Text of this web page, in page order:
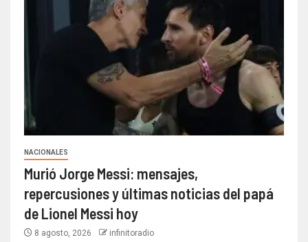
NACIONALES
Murió Jorge Messi: mensajes,
repercusiones y últimas noticias del papá
de Lionel Messi hoy
8 agosto, 2026 infinitoradio